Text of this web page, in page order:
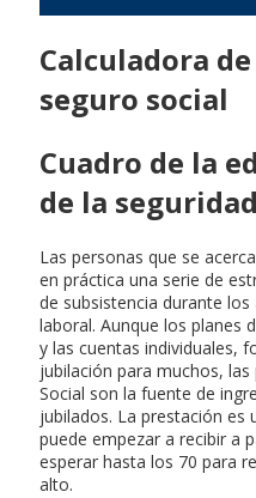
Calculadora
seguro social
Cuadro de la
de la
Las personas que se
en práctica una serie de
de subsistencia durante
laboral. Aunque los planes
y las cuentas individuales,
jubilación para muchos,
Social son la fuente de
jubilados. La prestación es
puede empezar a recibir a
esperar hasta los 70 para
alto.